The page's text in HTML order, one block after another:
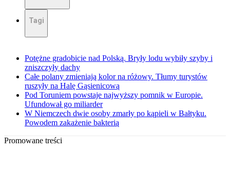
Tagi
Potężne gradobicie nad Polską. Bryły lodu wybiły szyby i
zniszczyły dachy
Całe polany zmieniają kolor na różowy. Tłumy turystów
ruszyły na Halę Gąsienicową
Pod Toruniem powstaje najwyższy pomnik w Europie.
Ufundował go miliarder
W Niemczech dwie osoby zmarły po kąpieli w Bałtyku.
Powodem zakażenie bakterią
Promowane treści